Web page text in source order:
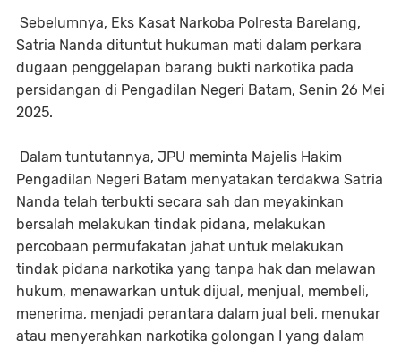
Sebelumnya, Eks Kasat Narkoba Polresta Barelang,
Satria Nanda dituntut hukuman mati dalam perkara
dugaan penggelapan barang bukti narkotika pada
persidangan di Pengadilan Negeri Batam, Senin 26 Mei
2025.
Dalam tuntutannya, JPU meminta Majelis Hakim
Pengadilan Negeri Batam menyatakan terdakwa Satria
Nanda telah terbukti secara sah dan meyakinkan
bersalah melakukan tindak pidana, melakukan
percobaan permufakatan jahat untuk melakukan
tindak pidana narkotika yang tanpa hak dan melawan
hukum, menawarkan untuk dijual, menjual, membeli,
menerima, menjadi perantara dalam jual beli, menukar
atau menyerahkan narkotika golongan I yang dalam